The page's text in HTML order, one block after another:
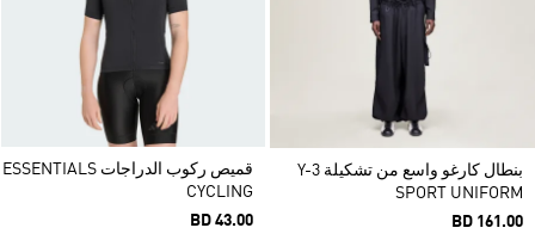
بنطال كارغو واسع من تشكيلة Y-3
SPORT UNIFORM
BD 161.00
قميص ركوب الدراجات ESSENTIALS
CYCLING
BD 43.00